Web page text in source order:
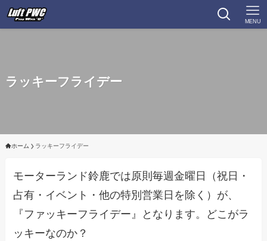
MENU
ラッキーフライデー
ホーム ラッキーフライデー
モーターランド鈴鹿では原則毎週金曜日（祝日・
占有・イベント・他の特別営業日を除く）が、
『ファッキーフライデー』となります。どこがラ
ッキーなのか？